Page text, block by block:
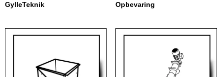
GylleTeknik Opbevaring